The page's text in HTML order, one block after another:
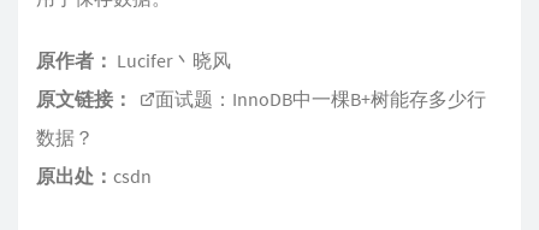
原作者： Lucifer丶晓风
原文链接：
面试题：InnoDB中一棵B+树能存多少行
数据？
原出处： csdn